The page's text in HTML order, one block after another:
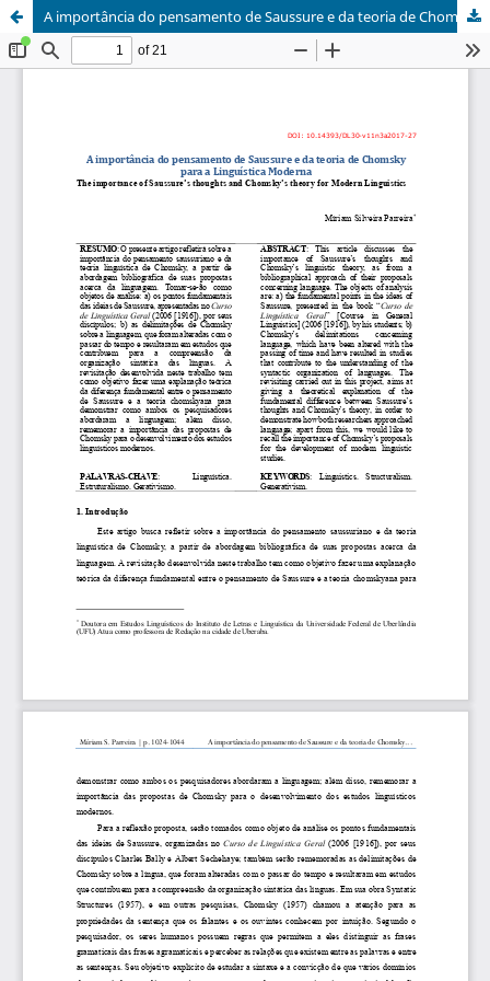
A importância do pensamento de Saussure e da teoria de Chomsky para a Linguística Moderna